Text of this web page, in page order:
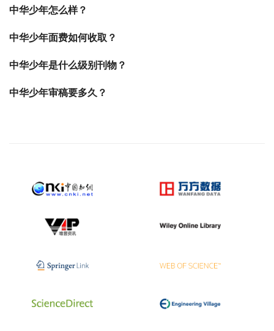
中华少年怎么样？
中华少年面费如何收取？
中华少年是什么级别刊物？
中华少年审稿要多久？